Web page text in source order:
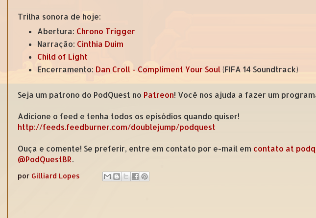
Trilha sonora de hoje:
Abertura: Chrono Trigger
Narração: Cinthia Duim
Child of Light
Encerramento: Dan Croll - Compliment Your Soul(FIFA 14 Soundtrack)
Seja um patrono do PodQuest no Patreon! Você nos ajuda a fazer um
Adicione o feed e tenha todos os episódios quando quiser!
http://feeds.feedburner.com/doublejump/podquest
Ouça e comente! Se preferir, entre em contato por e-mail em contato at
@PodQuestBR.
por Gilliard Lopes